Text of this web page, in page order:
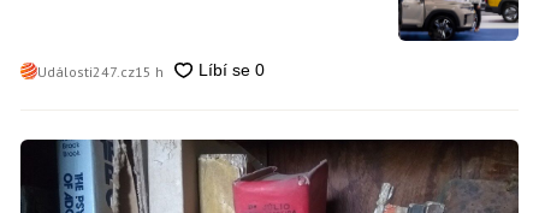
Události247.cz15 h